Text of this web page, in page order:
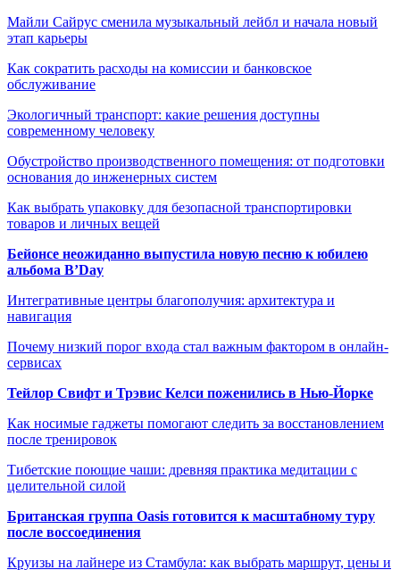
Майли Сайрус сменила музыкальный лейбл и начала новый
этап карьеры
Как сократить расходы на комиссии и банковское
обслуживание
Экологичный транспорт: какие решения доступны
современному человеку
Обустройство производственного помещения: от подготовки
основания до инженерных систем
Как выбрать упаковку для безопасной транспортировки
товаров и личных вещей
Бейонсе неожиданно выпустила новую песню к юбилею
альбома B’Day
Интегративные центры благополучия: архитектура и
навигация
Почему низкий порог входа стал важным фактором в онлайн-
сервисах
Тейлор Свифт и Трэвис Келси поженились в Нью-Йорке
Как носимые гаджеты помогают следить за восстановлением
после тренировок
Тибетские поющие чаши: древняя практика медитации с
целительной силой
Британская группа Oasis готовится к масштабному туру
после воссоединения
Круизы на лайнере из Стамбула: как выбрать маршрут, цены и